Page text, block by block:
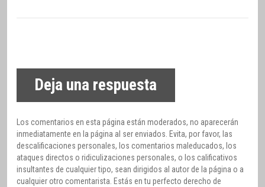
Deja una respuesta
Los comentarios en esta página están moderados, no aparecerán
inmediatamente en la página al ser enviados. Evita, por favor, las
descalificaciones personales, los comentarios maleducados, los
ataques directos o ridiculizaciones personales, o los calificativos
insultantes de cualquier tipo, sean dirigidos al autor de la página o a
cualquier otro comentarista. Estás en tu perfecto derecho de